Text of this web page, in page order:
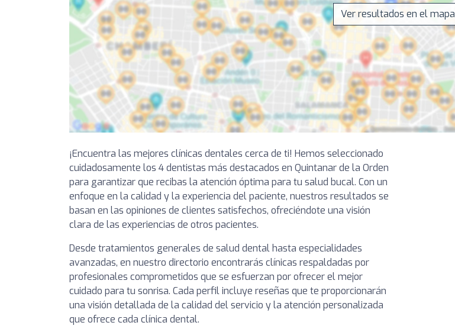
Ver resultados en el mapa
¡Encuentra las mejores clínicas dentales cerca de ti! Hemos seleccionado
cuidadosamente los 4 dentistas más destacados en Quintanar de la Orden
para garantizar que recibas la atención óptima para tu salud bucal. Con un
enfoque en la calidad y la experiencia del paciente, nuestros resultados se
basan en las opiniones de clientes satisfechos, ofreciéndote una visión
clara de las experiencias de otros pacientes.
Desde tratamientos generales de salud dental hasta especialidades
avanzadas, en nuestro directorio encontrarás clínicas respaldadas por
profesionales comprometidos que se esfuerzan por ofrecer el mejor
cuidado para tu sonrisa. Cada perfil incluye reseñas que te proporcionarán
una visión detallada de la calidad del servicio y la atención personalizada
que ofrece cada clínica dental.